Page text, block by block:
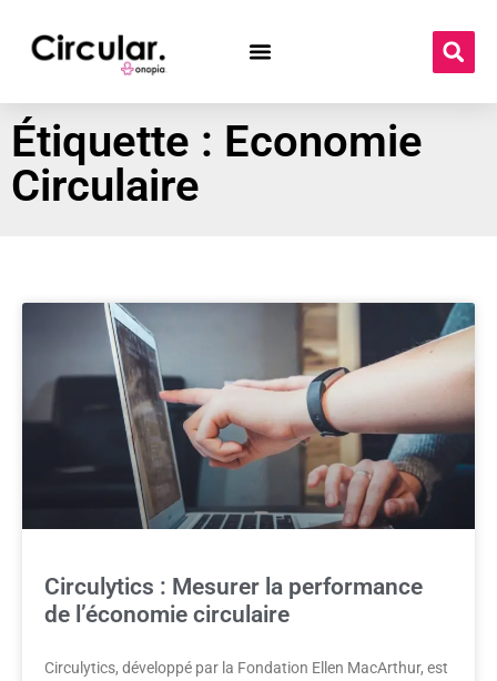
Étiquette : Economie
Circulaire
Circulytics : Mesurer la performance
de l’économie circulaire
Circulytics, développé par la Fondation Ellen MacArthur, est